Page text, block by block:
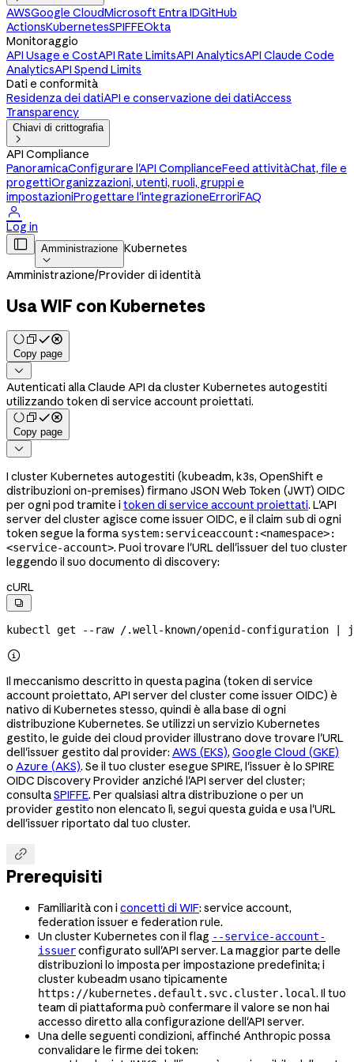
AWSGoogle CloudMicrosoft Entra IDGitHub
ActionsKubernetesSPIFFEOkta
Monitoraggio
API Usage e CostAPI Rate LimitsAPI AnalyticsAPI Claude Code
AnalyticsAPI Spend Limits
Dati e conformità
Residenza dei datiAPI e conservazione dei datiAccess
Transparency
Chiavi di crittografia

API Compliance
PanoramicaConfigurare l'API ComplianceFeed attivitàChat, file e
progettiOrganizzazioni, utenti, ruoli, gruppi e
impostazioniProgettare l'integrazioneErroriFAQ

Log in
 Amministrazione

Kubernetes
Amministrazione/Provider di identità
Usa WIF con Kubernetes
Copy page

Autenticati alla Claude API da cluster Kubernetes autogestiti
utilizzando token di service account proiettati.
Copy page

I cluster Kubernetes autogestiti (kubeadm, k3s, OpenShift e
distribuzioni on-premises) firmano JSON Web Token (JWT) OIDC
per ogni pod tramite i token di service account proiettati. L'API
server del cluster agisce come issuer OIDC, e il claim subdi ogni
token segue la forma system:serviceaccount:<namespace>:
<service-account>. Puoi trovare l'URL dell'issuer del tuo cluster
leggendo il suo documento di discovery:
cURL

kubectl get --raw /.well-known/openid-configuration

Il meccanismo descritto in questa pagina (token di service
account proiettato, API server del cluster come issuer OIDC) è
nativo di Kubernetes stesso, quindi è alla base di ogni
distribuzione Kubernetes. Se utilizzi un servizio Kubernetes
gestito, le guide dei cloud provider illustrano dove trovare l'URL
dell'issuer gestito dal provider: AWS (EKS), Google Cloud (GKE)
o Azure (AKS). Se il tuo cluster esegue SPIRE, l'issuer è lo SPIRE
OIDC Discovery Provider anziché l'API server del cluster;
consultaSPIFFE. Per qualsiasi altra distribuzione o per un
provider gestito non elencato lì, segui questa guida e usa l'URL
dell'issuer riportato dal tuo cluster.

Prerequisiti
Familiarità con i concetti di WIF: service account,
federation issuer e federation rule.
Un cluster Kubernetes con il flag --service-account-
issuerconfigurato sull'API server. La maggior parte delle
distribuzioni lo imposta per impostazione predefinita; i
cluster kubeadm usano tipicamente
https://kubernetes.default.svc.cluster.local. Il tuo
team di piattaforma può confermare il valore se non hai
accesso diretto alla configurazione dell'API server.
Una delle seguenti condizioni, affinché Anthropic possa
convalidare le firme dei token: